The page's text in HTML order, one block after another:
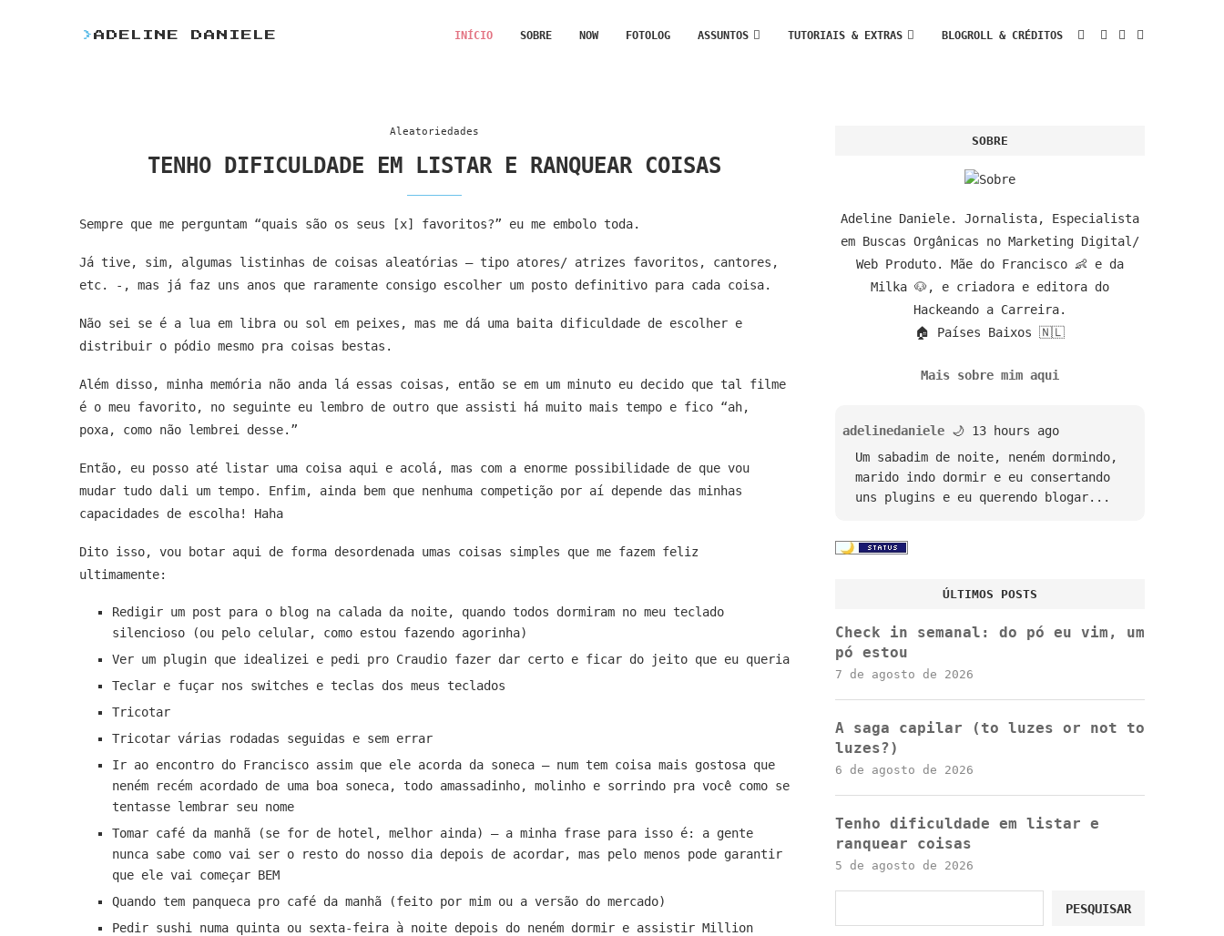
> ADELINE DANIELE INÍCIO SOBRE NOW FOTOLOG ASSUNTOS TUTORIAIS & EXTRAS BLOGROLL & CRÉDITOS
Aleatoriedades
TENHO DIFICULDADE EM LISTAR E RANQUEAR COISAS
Sempre que me perguntam “quais são os seus [x] favoritos?” eu me embolo toda.
Já tive, sim, algumas listinhas de coisas aleatórias – tipo atores/ atrizes favoritos, cantores,
etc. -, mas já faz uns anos que raramente consigo escolher um posto definitivo para cada coisa.
Não sei se é a lua em libra ou sol em peixes, mas me dá uma baita dificuldade de escolher e
distribuir o pódio mesmo pra coisas bestas.
Além disso, minha memória não anda lá essas coisas, então se em um minuto eu decido que tal filme
é o meu favorito, no seguinte eu lembro de outro que assisti há muito mais tempo e fico “ah,
poxa, como não lembrei desse.”
Então, eu posso até listar uma coisa aqui e acolá, mas com a enorme possibilidade de que vou
mudar tudo dali um tempo. Enfim, ainda bem que nenhuma competição por aí depende das minhas
capacidades de escolha! Haha
Dito isso, vou botar aqui de forma desordenada umas coisas simples que me fazem feliz
ultimamente:
Redigir um post para o blog na calada da noite, quando todos dormiram no meu teclado
silencioso (ou pelo celular, como estou fazendo agorinha)
Ver um plugin que idealizei e pedi pro Craudio fazer dar certo e ficar do jeito que eu queria
Teclar e fuçar nos switches e teclas dos meus teclados
Tricotar
Tricotar várias rodadas seguidas e sem errar
Ir ao encontro do Francisco assim que ele acorda da soneca – num tem coisa mais gostosa que
neném recém acordado de uma boa soneca, todo amassadinho, molinho e sorrindo pra você como se
tentasse lembrar seu nome
Tomar café da manhã (se for de hotel, melhor ainda) – a minha frase para isso é: a gente
nunca sabe como vai ser o resto do nosso dia depois de acordar, mas pelo menos pode garantir
que ele vai começar BEM
Quando tem panqueca pro café da manhã (feito por mim ou a versão do mercado)
Pedir sushi numa quinta ou sexta-feira à noite depois do neném dormir e assistir Million
SOBRE
Adeline Daniele. Jornalista, Especialista
em Buscas Orgânicas no Marketing Digital/
Web Produto. Mãe do Francisco 👶 e da
Milka 🐶, e criadora e editora do
Hackeando a Carreira.
🏠 Países Baixos 🇳🇱
Mais sobre mim aqui
adelinedaniele 🌙 13 hours ago
Um sabadim de noite, neném dormindo,
marido indo dormir e eu consertando
uns plugins e eu querendo blogar...
ÚLTIMOS POSTS
Check in semanal: do pó eu vim, um
pó estou
7 de agosto de 2026
A saga capilar (to luzes or not to
luzes?)
6 de agosto de 2026
Tenho dificuldade em listar e
ranquear coisas
5 de agosto de 2026
PESQUISAR